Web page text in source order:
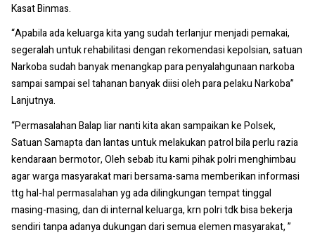
Kasat Binmas.
“Apabila ada keluarga kita yang sudah terlanjur menjadi pemakai,
segeralah untuk rehabilitasi dengan rekomendasi kepolsian, satuan
Narkoba sudah banyak menangkap para penyalahgunaan narkoba
sampai sampai sel tahanan banyak diisi oleh para pelaku Narkoba”
Lanjutnya.
“Permasalahan Balap liar nanti kita akan sampaikan ke Polsek,
Satuan Samapta dan lantas untuk melakukan patrol bila perlu razia
kendaraan bermotor, Oleh sebab itu kami pihak polri menghimbau
agar warga masyarakat mari bersama-sama memberikan informasi
ttg hal-hal permasalahan yg ada dilingkungan tempat tinggal
masing-masing, dan di internal keluarga, krn polri tdk bisa bekerja
sendiri tanpa adanya dukungan dari semua elemen masyarakat, ”